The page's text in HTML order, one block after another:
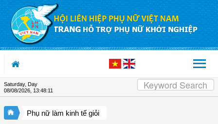
Skip to Content
Saturday, Day
08/08/2026 13:48:12
Phụ nữ làm kinh tế giỏi